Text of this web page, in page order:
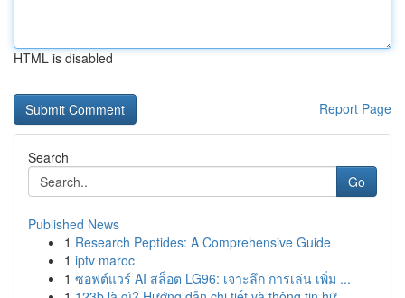
HTML is disabled
Report Page
Search
Go
Published News
1 Research Peptides: A Comprehensive Guide
1 iptv maroc
1 ซอฟต์แวร์ AI สล็อต LG96: เจาะลึก การเล่น เพิ่ม ...